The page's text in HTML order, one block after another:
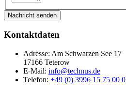
Nachricht senden
Kontaktdaten
Adresse: Am Schwarzen See 17
17166 Teterow
E-Mail: info@technus.de
Telefon: +49 (0) 3996 15 75 00 0